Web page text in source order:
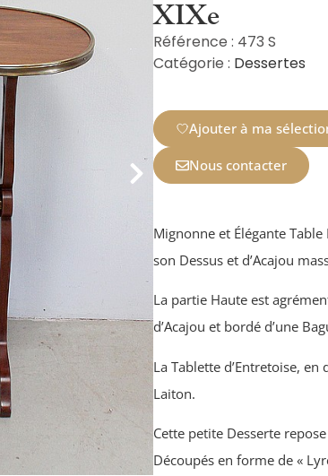
XIXe
Référence : 473 S
Catégorie : Dessertes
Ajouter à ma
Nous contacter
Mignonne et Élégante Table
son Dessus et d’Acajou
La partie Haute est
d’Acajou et bordé d’une
La Tablette d’Entretoise,
Laiton.
Cette petite Desserte
Découpés en forme de «